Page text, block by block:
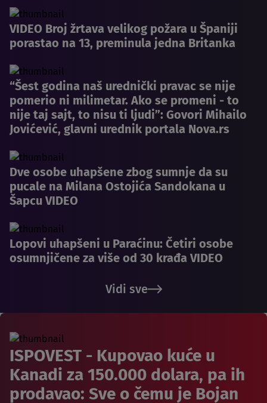
VIDEO Broj žrtava velikog požara u Španiji
porastao na 13, preminula jedna Britanka
“Šest godina naš urednički pravac se nije
pomerio ni milimetar. Ako se promeni - to
nije taj sajt, to nisu ti ljudi”: Govori Mihailo
Jovićević, glavni urednik portala Nova.rs
Dve osobe uhapšene zbog sumnje da su
pucale na Milana Ostojića Sandokana u
Šapcu VIDEO
Lopovi uhapšeni u Paraćinu: Četiri osobe
osumnjičene za više od 30 krađa VIDEO
Vidi sve
ISPOVEST - Kupovao kuće u
Kanadi za 150.000 dolara, pa ih
prodavao: Sve o čemu je Bojan